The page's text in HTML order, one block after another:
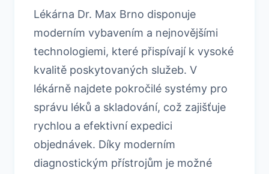
Lékárna Dr. Max Brno disponuje
moderním vybavením a nejnovějšími
technologiemi, které přispívají k vysoké
kvalitě poskytovaných služeb. V
lékárně najdete pokročilé systémy pro
správu léků a skladování, což zajišťuje
rychlou a efektivní expedici
objednávek. Díky moderním
diagnostickým přístrojům je možné